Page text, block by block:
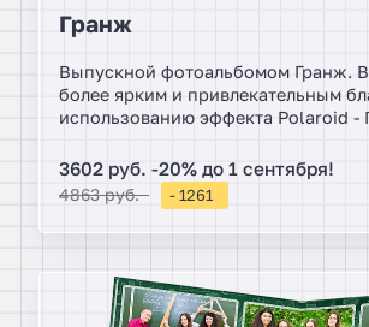
Гранж
Выпускной фотоальбомом Гранж.
более ярким и привлекательным
использованию эффекта Polaroid -
каждой странице. Высокое
придаст яркость и четкость
делая его особенно выразительным.
3602 руб. -20% до 1 сентября!
4863 руб. - 1261